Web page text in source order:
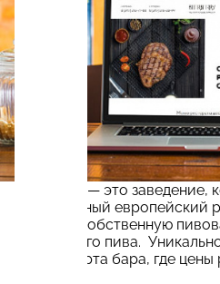
BeerBerry — это заведение,
современный европейский
кухней и собственную
фирменного пива.
меню и карта бара, где